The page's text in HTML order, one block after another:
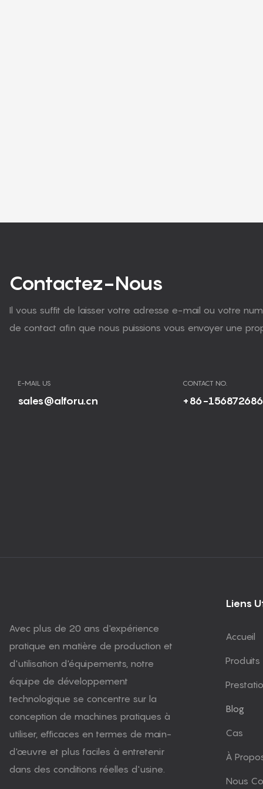
Contactez-Nous
Il vous suffit de laisser votre adresse e-mail ou votre
de contact afin que nous puissions vous envoyer une
E-MAIL US
sales@alforu.cn
CONTACT NO.
+86-
Avec plus de 20 ans d'expérience
pratique en matière de production et
d'utilisation d'équipements, notre
équipe de développement
technologique se concentre sur la
conception de machines pratiques à
utiliser, efficaces en termes de main-
d'œuvre et plus faciles à entretenir
dans des conditions réelles d'usine.
Liens
Accueil
Produits
Blog
Cas
À
Nous